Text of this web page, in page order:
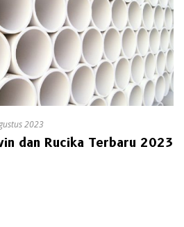
2023
dan Rucika Terbaru 2023